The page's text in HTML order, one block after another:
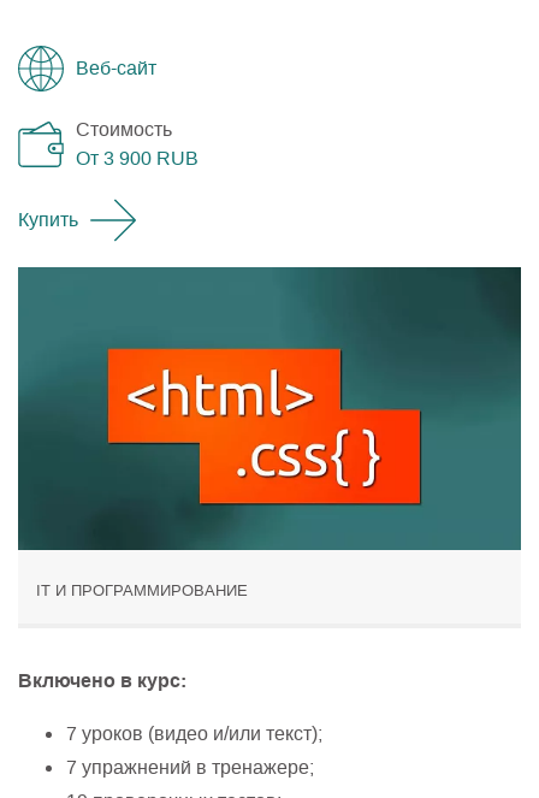
Веб-сайт
Стоимость
От 3 900 RUB
Купить
IT И ПРОГРАММИРОВАНИЕ
Включено в курс:
7 уроков (видео и/или текст);
7 упражнений в тренажере;